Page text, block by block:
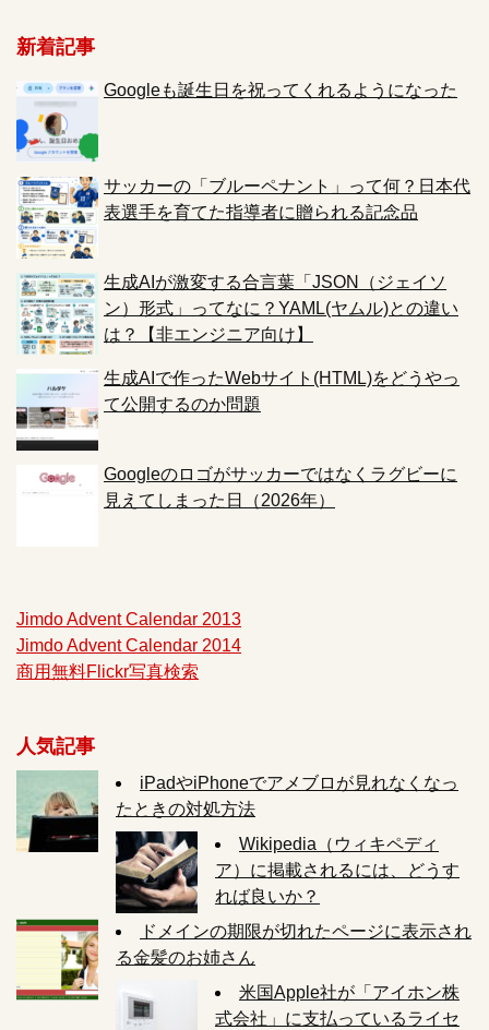
新着記事
Googleも誕生日を祝ってくれるようになった
サッカーの「ブルーペナント」って何？日本代
表選手を育てた指導者に贈られる記念品
生成AIが激変する合言葉「JSON（ジェイソ
ン）形式」ってなに？YAML(ヤムル)との違い
は？【非エンジニア向け】
生成AIで作ったWebサイト(HTML)をどうやっ
て公開するのか問題
Googleのロゴがサッカーではなくラグビーに
見えてしまった日（2026年）
Jimdo Advent Calendar 2013
Jimdo Advent Calendar 2014
商用無料Flickr写真検索
人気記事
iPadやiPhoneでアメブロが見れなくなっ
たときの対処方法
Wikipedia（ウィキペディ
ア）に掲載されるには、どうす
れば良いか？
ドメインの期限が切れたページに表示され
る金髪のお姉さん
米国Apple社が「アイホン株
式会社」に支払っているライセ